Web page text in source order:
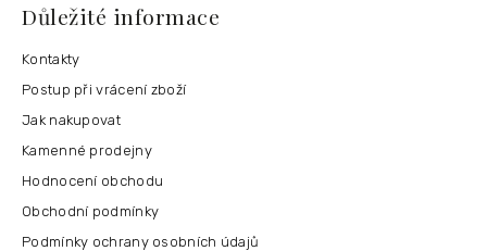
Důležité informace
Kontakty
Postup při vrácení zboží
Jak nakupovat
Kamenné prodejny
Hodnocení obchodu
Obchodní podmínky
Podmínky ochrany osobních údajů